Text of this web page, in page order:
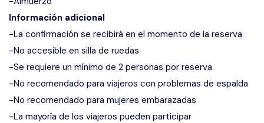
Información adicional
-La confirmación se recibirá en el momento de la reserva
-No accesible en silla de ruedas
-Se requiere un mínimo de 2 personas por reserva
-No recomendado para viajeros con problemas de espalda
-No recomendado para mujeres embarazadas
-La mayoría de los viajeros pueden participar